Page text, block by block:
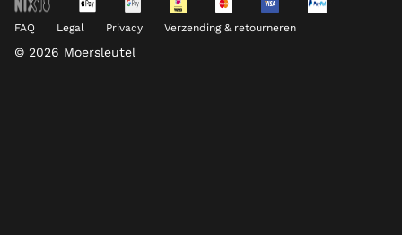
© 2026 Moersleutel
FAQ Legal Privacy Verzending & retourneren